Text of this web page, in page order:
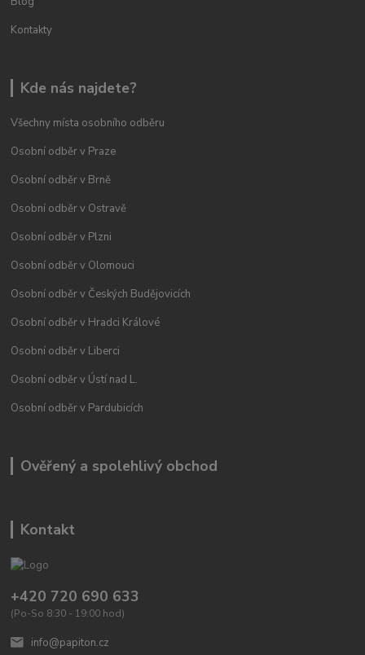
Kontakty
Kde nás najdete?
Všechny místa osobního odběru
Osobní odběr v Praze
Osobní odběr v Brně
Osobní odběr v Ostravě
Osobní odběr v Plzni
Osobní odběr v Olomouci
Osobní odběr v Českých Budějovicích
Osobní odběr v Hradci Králové
Osobní odběr v Liberci
Osobní odběr v Ústí nad L.
Osobní odběr v Pardubicích
Ověřený a spolehlivý obchod
Kontakt
+420 720 690 633
(Po-So 8:30 - 19:00 hod)
info@papiton.cz